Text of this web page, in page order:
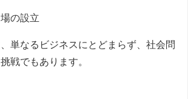
の設立
単なるビジネスにとどまらず、社会問
戦でもあります。